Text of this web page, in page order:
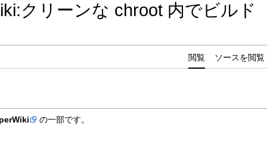
クリーンな chroot 内でビルド
閲覧 ソースを閲覧
の一部です。